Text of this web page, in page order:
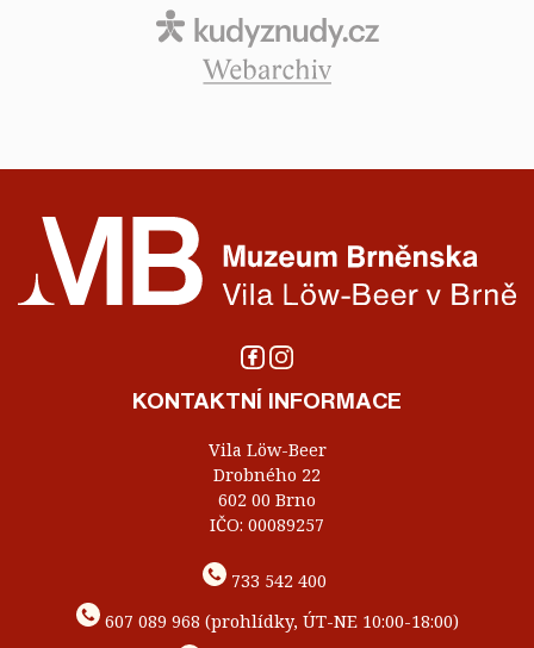
KONTAKTNÍ INFORMACE
Vila Löw-Beer
Drobného 22
602 00 Brno
IČO: 00089257
733 542 400
607 089 968 (prohlídky, ÚT-NE 10:00-18:00)